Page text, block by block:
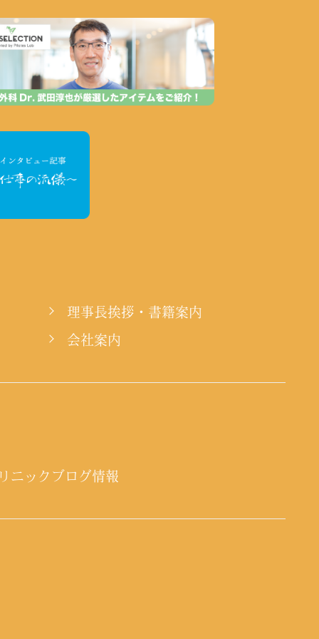
理事長挨拶・書籍案内
会社案内
ニックブログ情報